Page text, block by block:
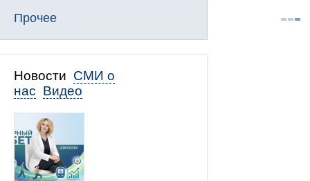
Прочее
Новости СМИ о
нас Видео